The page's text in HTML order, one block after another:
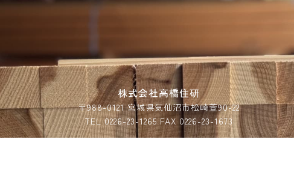
株式会社高橋住研
〒988-0121 宮城県気仙沼市松崎萱90-22
TEL 0226-23-1265 FAX 0226-23-1673